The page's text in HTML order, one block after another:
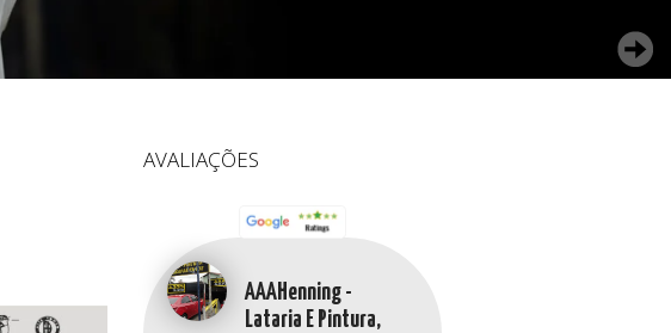
AVALIAÇÕES
AAAHenning -
Lataria E Pintura,